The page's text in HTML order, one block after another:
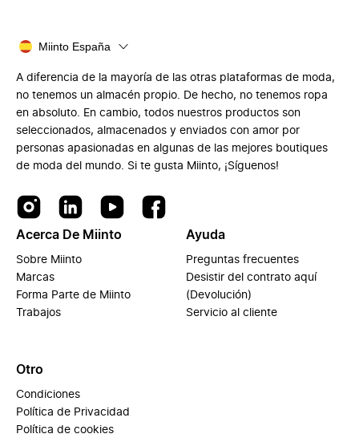
Miinto España
A diferencia de la mayoría de las otras plataformas de moda,
no tenemos un almacén propio. De hecho, no tenemos ropa
en absoluto. En cambio, todos nuestros productos son
seleccionados, almacenados y enviados con amor por
personas apasionadas en algunas de las mejores boutiques
de moda del mundo. Si te gusta Miinto, ¡Síguenos!
Acerca De Miinto
Sobre Miinto
Marcas
Forma Parte de Miinto
Trabajos
Ayuda
Preguntas frecuentes
Desistir del contrato aquí
(Devolución)
Servicio al cliente
Otro
Condiciones
Política de Privacidad
Política de cookies